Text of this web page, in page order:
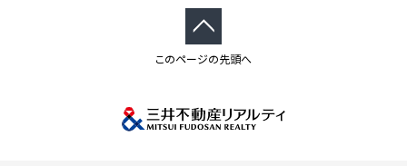
このページの先頭へ